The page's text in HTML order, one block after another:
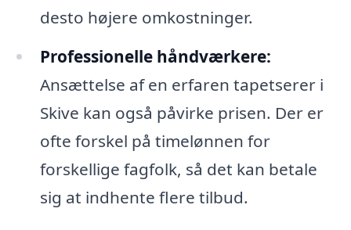
desto højere omkostninger.
Professionelle håndværkere:
Ansættelse af en erfaren tapetserer i
Skive kan også påvirke prisen. Der er
ofte forskel på timelønnen for
forskellige fagfolk, så det kan betale
sig at indhente flere tilbud.